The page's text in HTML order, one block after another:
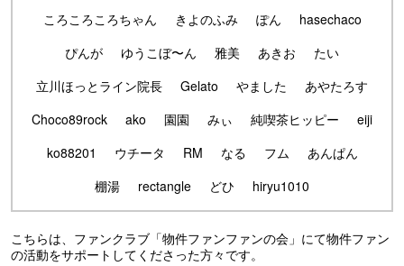
ころころころちゃん
きよのふみ ぽん
hasechaco
ぴんが
ゆうこぼ〜ん 雅美 あきお
たい
立川ほっとライン院長
Gelato やました
あやたろす
Choco89rock
ako 園園 みぃ 純喫茶ヒッピー
eiji
ko88201
ウチータ RM なる フム
あんぱん
棚湯
rectangle どひ hiryu1010
こちらは、ファンクラブ「物件ファンファンの会」にて物件ファン
の活動をサポートしてくださった方々です。